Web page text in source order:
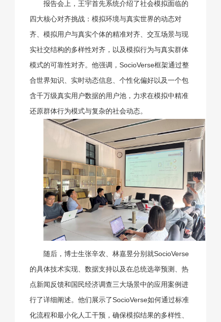
报告会上，王宇首先系统介绍了社会模拟面临的
四大核心对齐挑战：模拟环境与真实世界的动态对
齐、模拟用户与真实个体的精准对齐、交互场景与现
实社交结构的多样性对齐，以及模拟行为与真实群体
模式的可靠性对齐。他强调，SocioVerse框架通过整
合世界知识、实时动态信息、个性化偏好以及一个包
含千万级真实用户数据的用户池，力求在模拟中精准
还原群体行为模式与复杂的社会动态。
随后，博士生张辛农、林嘉昱分别就SocioVerse
的具体技术实现、数据支持以及在总统选举预测、热
点新闻反馈和国民经济调查三大场景中的应用案例进
行了详细阐述。他们展示了SocioVerse如何通过标准
化流程和最小化人工干预，确保模拟结果的多样性、